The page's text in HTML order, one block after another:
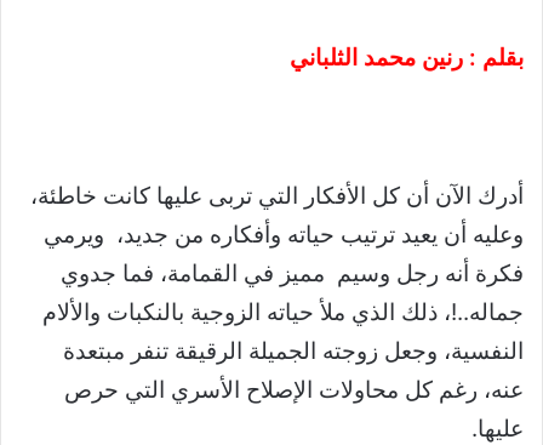
بقلم : رنين محمد الثلباني
أدرك الآن أن كل الأفكار التي تربى عليها كانت خاطئة،
وعليه أن يعيد ترتيب حياته وأفكاره من جديد، ويرمي
فكرة أنه رجل وسيم مميز في القمامة، فما جدوي
جماله..!، ذلك الذي ملأ حياته الزوجية بالنكبات والألام
النفسية، وجعل زوجته الجميلة الرقيقة تنفر مبتعدة
عنه، رغم كل محاولات الإصلاح الأسري التي حرص
عليها.